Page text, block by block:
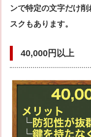
ンで特定の文字だけ
スクもあります。
40,000円以上